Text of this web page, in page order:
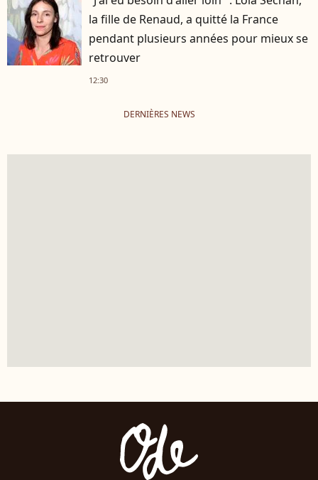
la fille de Renaud, a quitté la France
pendant plusieurs années pour mieux se
retrouver
12:30
DERNIÈRES NEWS